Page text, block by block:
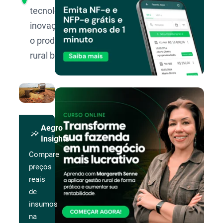
tecnologia e
inovação para
o produtor
rural brasileiro.
insights
Aegro
Insights
Compare
preços
reais
de
insumos
na